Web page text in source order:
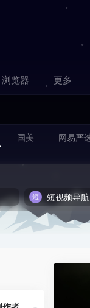
浏览器 更多
国美 网易严
短视频导航